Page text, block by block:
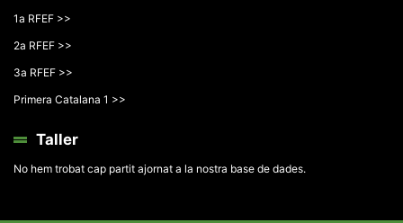
1a RFEF >>
2a RFEF >>
3a RFEF >>
Primera Catalana 1 >>
Taller
No hem trobat cap partit ajornat a la nostra base de dades.